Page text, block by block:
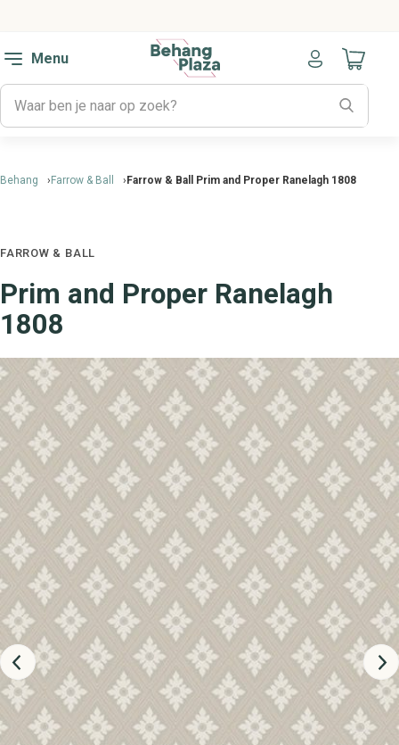
Menu
Naar
Behang Farrow & Ball Farrow & Ball Prim and Proper Ranelagh 1808
FARROW & BALL
Prim and Proper Ranelagh
1808